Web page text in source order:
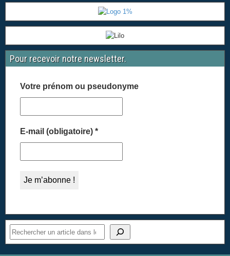
Pour recevoir notre newsletter.
Votre prénom ou pseudonyme
E-mail (obligatoire) *